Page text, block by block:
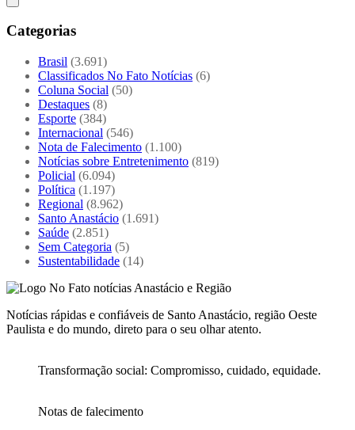
Categorias
Brasil (3.691)
Classificados No Fato Notícias (6)
Coluna Social (50)
Destaques (8)
Esporte (384)
Internacional (546)
Nota de Falecimento (1.100)
Notícias sobre Entretenimento (819)
Policial (6.094)
Política (1.197)
Regional (8.962)
Santo Anastácio (1.691)
Saúde (2.851)
Sem Categoria (5)
Sustentabilidade (14)
Notícias rápidas e confiáveis de Santo Anastácio, região Oeste
Paulista e do mundo, direto para o seu olhar atento.
Transformação social: Compromisso, cuidado, equidade.
Notas de falecimento